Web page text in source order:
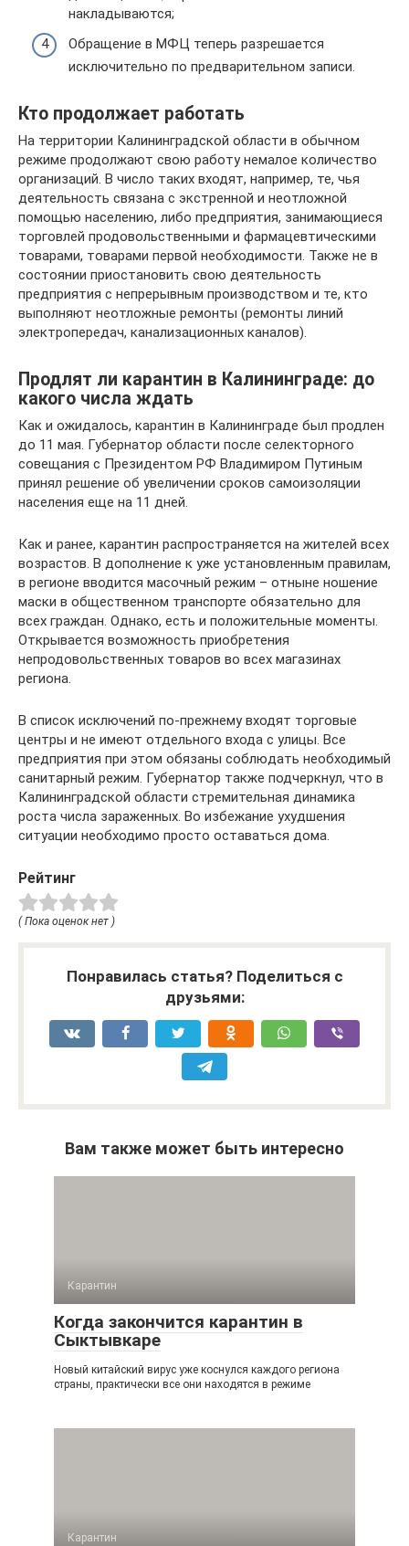
накладываются;
Обращение в МФЦ теперь разрешается
исключительно по предварительном записи.
Кто продолжает работать
На территории Калининградской области в обычном
режиме продолжают свою работу немалое количество
организаций. В число таких входят, например, те, чья
деятельность связана с экстренной и неотложной
помощью населению, либо предприятия, занимающиеся
торговлей продовольственными и фармацевтическими
товарами, товарами первой необходимости. Также не в
состоянии приостановить свою деятельность
предприятия с непрерывным производством и те, кто
выполняют неотложные ремонты (ремонты линий
электропередач, канализационных каналов).
Продлят ли карантин в Калининграде: до
какого числа ждать
Как и ожидалось, карантин в Калининграде был продлен
до 11 мая. Губернатор области после селекторного
совещания с Президентом РФ Владимиром Путиным
принял решение об увеличении сроков самоизоляции
населения еще на 11 дней.
Как и ранее, карантин распространяется на жителей всех
возрастов. В дополнение к уже установленным правилам,
в регионе вводится масочный режим – отныне ношение
маски в общественном транспорте обязательно для
всех граждан. Однако, есть и положительные моменты.
Открывается возможность приобретения
непродовольственных товаров во всех магазинах
региона.
В список исключений по-прежнему входят торговые
центры и не имеют отдельного входа с улицы. Все
предприятия при этом обязаны соблюдать необходимый
санитарный режим. Губернатор также подчеркнул, что в
Калининградской области стремительная динамика
роста числа зараженных. Во избежание ухудшения
ситуации необходимо просто оставаться дома.
Рейтинг
( Пока оценок нет )
Понравилась статья? Поделиться с
друзьями:
Вам также может быть интересно
Карантин
Когда закончится карантин в
Сыктывкаре
Новый китайский вирус уже коснулся каждого региона
страны, практически все они находятся в режиме
Карантин